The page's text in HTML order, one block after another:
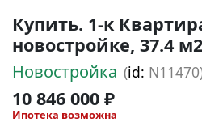
Купить. 1-к
новостройке, 37.4
Новостройка (id:
10 846 000 ₽
Ипотека возможна